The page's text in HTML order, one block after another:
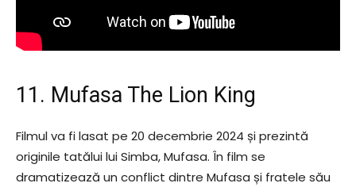
11. Mufasa The Lion King
Filmul va fi lasat pe 20 decembrie 2024 și prezintă
originile tatălui lui Simba, Mufasa. În film se
dramatizează un conflict dintre Mufasa și fratele său